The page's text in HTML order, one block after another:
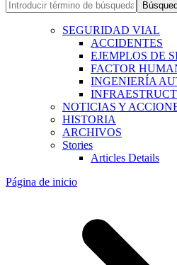
SEGURIDAD VIAL
ACCIDENTES
EJEMPLOS DE
FACTOR
INGENIERÍA
NOTICIAS Y
HISTORIA
ARCHIVOS
Stories
Articles Details
Página de inicio